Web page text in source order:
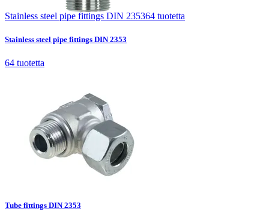
Stainless steel pipe fittings DIN 235364 tuotetta
Stainless steel pipe fittings DIN 2353
64 tuotetta
Tube fittings DIN 2353